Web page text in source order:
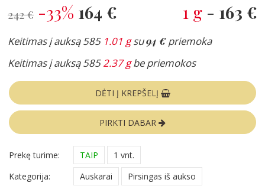
242 € -33% 164 € 1 g - 163 €
Keitimas į auksą 585 1.01 gsu94 €priemoka
Keitimas į auksą 5852.37 gbe priemokos
DĖTI Į KREPŠELĮ
PIRKTI DABAR
Prekę turime: TAIP
1 vnt.
Kategorija:
Auskarai
Pirsingas iš aukso